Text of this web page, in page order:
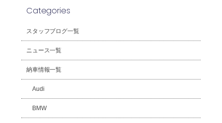
Categories
スタッフブログ一覧
ニュース一覧
納車情報一覧
Audi
BMW